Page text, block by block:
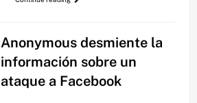
Anonymous desmiente la
información sobre un
ataque a Facebook